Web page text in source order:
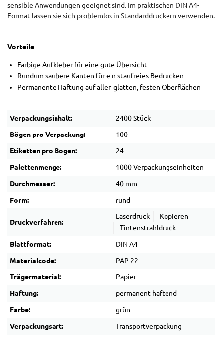
sensible Anwendungen geeignet sind. Im praktischen DIN A4-
Format lassen sie sich problemlos in Standarddruckern verwenden.
Vorteile
Farbige Aufkleber für eine gute Übersicht
Rundum saubere Kanten für ein staufreies Bedrucken
Permanente Haftung auf allen glatten, festen Oberflächen
Verpackungsinhalt: 2400 Stück
Bögen pro Verpackung: 100
Etiketten pro Bogen: 24
Palettenmenge: 1000 Verpackungseinheiten
Durchmesser: 40 mm
Form: rund
Druckverfahren:
Laserdruck
Kopieren
Tintenstrahldruck
Blattformat: DIN A4
Materialcode: PAP 22
Trägermaterial: Papier
Haftung: permanent haftend
Farbe: grün
Verpackungsart: Transportverpackung